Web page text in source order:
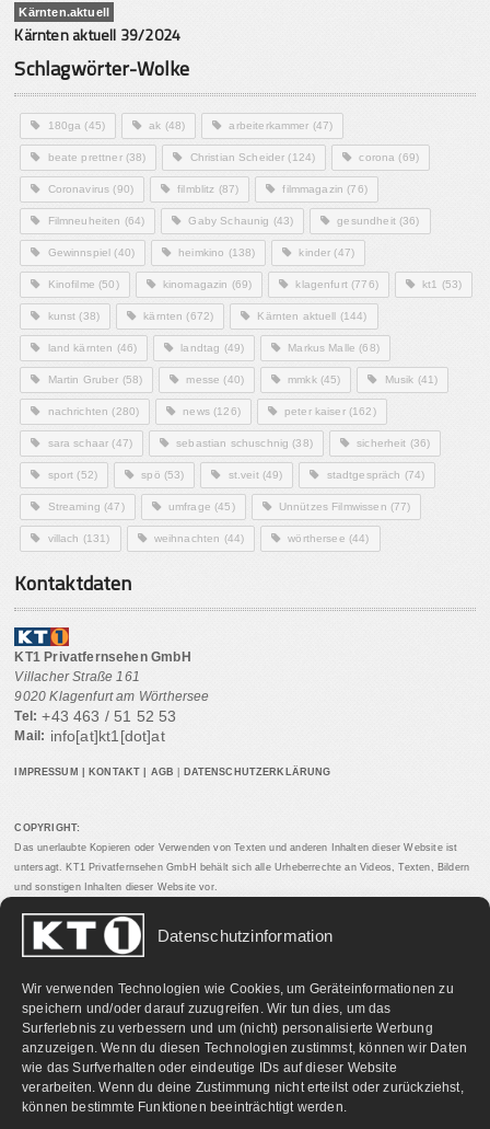
Datenschutzinformation
Wir verwenden Technologien wie Cookies, um Geräteinformationen zu
speichern und/oder darauf zuzugreifen. Wir tun dies, um das
Surferlebnis zu verbessern und um (nicht) personalisierte Werbung
anzuzeigen. Wenn du diesen Technologien zustimmst, können wir Daten
wie das Surfverhalten oder eindeutige IDs auf dieser Website
verarbeiten. Wenn du deine Zustimmung nicht erteilst oder zurückziehst,
können bestimmte Funktionen beeinträchtigt werden.
Kärnten.aktuell
Kärnten aktuell 39/2024
Schlagwörter-Wolke
180ga (45) ak (48) arbeiterkammer (47)
beate prettner(38) Christian Scheider (124) corona (69)
Coronavirus (90) filmblitz (87) filmmagazin (76)
Filmneuheiten (64) Gaby Schaunig (43) gesundheit(36)
Gewinnspiel (40) heimkino (138) kinder (47)
Kinofilme (50) kinomagazin (69) klagenfurt(776) kt1 (53)
kunst (38) kärnten (672) Kärnten aktuell (144)
land kärnten (46) landtag (49) Markus Malle (68)
Martin Gruber (58) messe (40) mmkk(45) Musik (41)
nachrichten (280) news(126) peter kaiser(162)
sara schaar (47) sebastian schuschnig (38) sicherheit (36)
sport (52) spö (53) st.veit(49) stadtgespräch (74)
Streaming (47) umfrage (45) Unnützes Filmwissen (77)
villach (131) weihnachten (44) wörthersee (44)
Kontaktdaten
KT1 Privatfernsehen GmbH
Villacher Straße 161
9020 Klagenfurt am Wörthersee
Tel: +43 463 / 51 52 53
Mail: info[at]kt1[dot]at
IMPRESSUM KONTAKT AGB DATENSCHUTZERKLÄRUNG
COPYRIGHT:
Das unerlaubte Kopieren oder Verwenden von Texten und anderen Inhalten dieser Website ist
untersagt. KT1 Privatfernsehen GmbH behält sich alle Urheberrechte an Videos, Texten, Bildern
und sonstigen Inhalten dieser Website vor.
PARTNERLINKS: